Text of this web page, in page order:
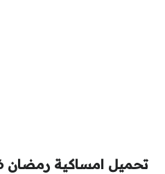
تحميل امساكية رمضان 2026 العين pdf